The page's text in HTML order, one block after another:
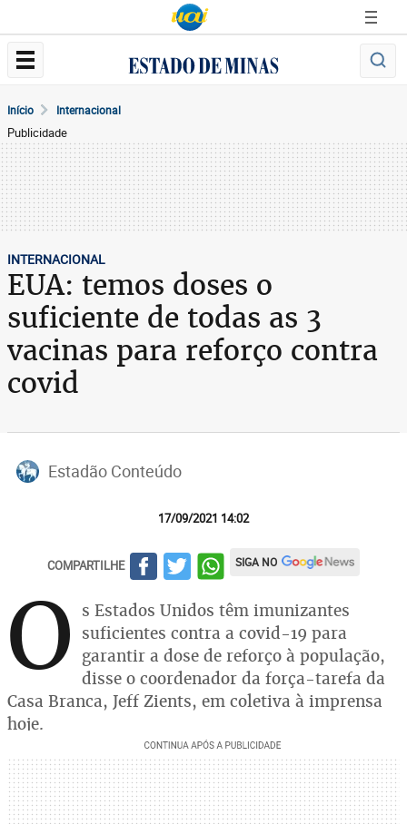
Início Internacional
Publicidade
INTERNACIONAL
EUA: temos doses o
suficiente de todas as 3
vacinas para reforço contra
covid
Estadão Conteúdo
17/09/2021 14:02
COMPARTILHE SIGA NO
O
s Estados Unidos têm imunizantes
suficientes contra a covid-19 para
garantir a dose de reforço à população,
disse o coordenador da força-tarefa da
Casa Branca, Jeff Zients, em coletiva à imprensa
hoje.